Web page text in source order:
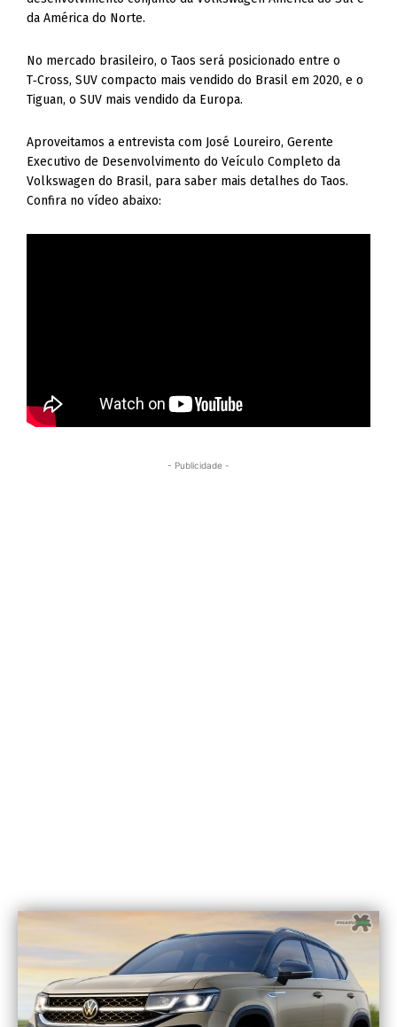
da América do Norte.
No mercado brasileiro, o Taos será posicionado entre o
T‑Cross, SUV compacto mais vendido do Brasil em 2020, e o
Tiguan, o SUV mais vendido da Europa.
Aproveitamos a entrevista com José Loureiro, Gerente
Executivo de Desenvolvimento do Veículo Completo da
Volkswagen do Brasil, para saber mais detalhes do Taos.
Confira no vídeo abaixo:
- Publicidade -